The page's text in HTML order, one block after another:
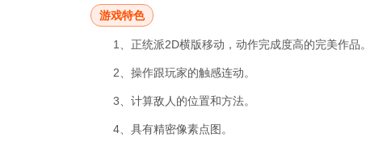
游戏特色
1、正统派2D横版移动，动作完成度高的完美作品。
2、操作跟玩家的触感连动。
3、计算敌人的位置和方法。
4、具有精密像素点图。